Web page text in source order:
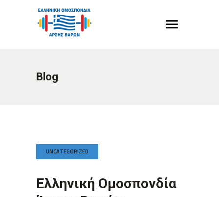
Blog
UNCATEGORIZED
Ελληνική Ομοσπονδία